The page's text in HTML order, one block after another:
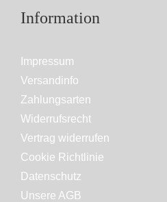
Information
Impressum
Versandinfo
Zahlungsarten
Widerrufsrecht
Vertrag widerrufen
Cookie Richtlinie
Datenschutz
Unsere AGB